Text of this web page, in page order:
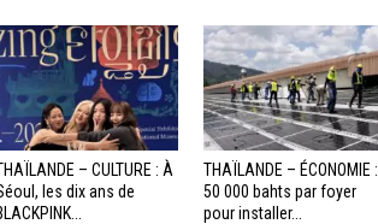
– CULTURE : À
les dix ans de
THAÏLANDE – ÉCONOMIE :
50 000 bahts par foyer
pour installer...